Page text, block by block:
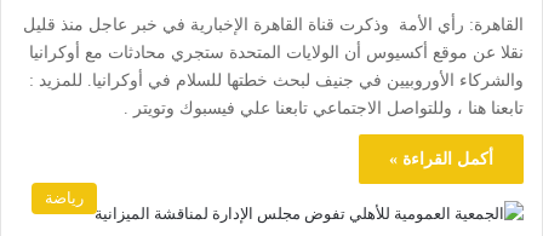
القاهرة: رأي الأمة وذكرت قناة القاهرة الإخبارية في خبر عاجل منذ قليل
نقلا عن موقع أكسيوس أن الولايات المتحدة ستجري محادثات مع أوكرانيا
والشركاء الأوروبيين في جنيف لبحث خطتها للسلام في أوكرانيا. للمزيد :
تابعنا هنا ، وللتواصل الاجتماعي تابعنا علي فيسبوك وتويتر .
أكمل القراءة »
رياضة